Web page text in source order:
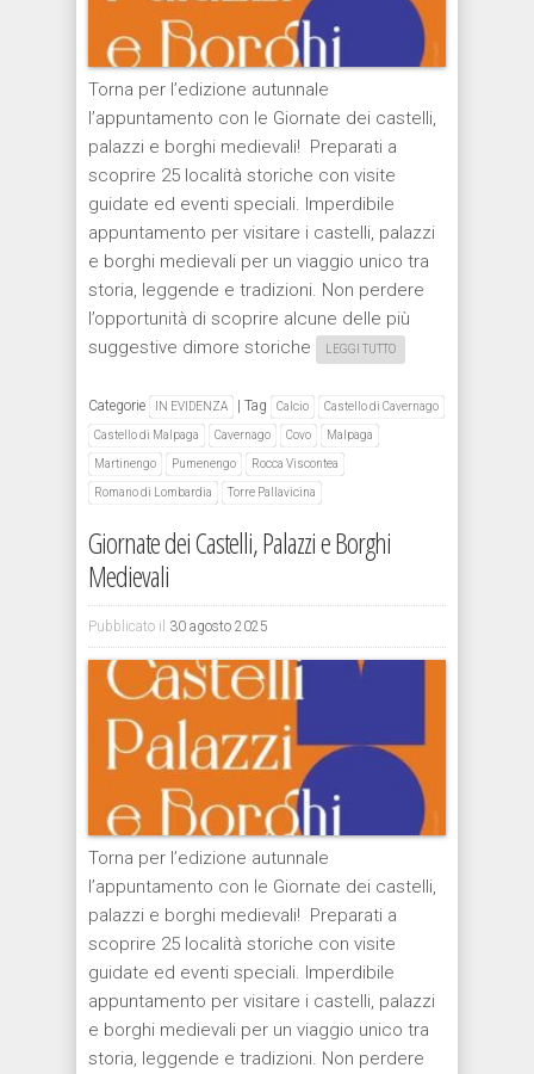
Torna per l’edizione autunnale
l’appuntamento con le Giornate dei castelli,
palazzi e borghi medievali! Preparati a
scoprire 25 località storiche con visite
guidate ed eventi speciali. Imperdibile
appuntamento per visitare i castelli, palazzi
e borghi medievali per un viaggio unico tra
storia, leggende e tradizioni. Non perdere
l’opportunità di scoprire alcune delle più
suggestive dimore storiche
LEGGI TUTTO
Categorie IN EVIDENZA | Tag Calcio Castello di Cavernago
Castello di Malpaga Cavernago Covo Malpaga
Martinengo Pumenengo Rocca Viscontea
Romano di Lombardia Torre Pallavicina
Giornate dei Castelli, Palazzi e Borghi
Medievali
Pubblicato il 30 agosto 2025
Torna per l’edizione autunnale
l’appuntamento con le Giornate dei castelli,
palazzi e borghi medievali! Preparati a
scoprire 25 località storiche con visite
guidate ed eventi speciali. Imperdibile
appuntamento per visitare i castelli, palazzi
e borghi medievali per un viaggio unico tra
storia, leggende e tradizioni. Non perdere